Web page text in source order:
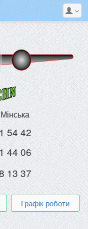
54 42
44 06
13 37
Графік роботи